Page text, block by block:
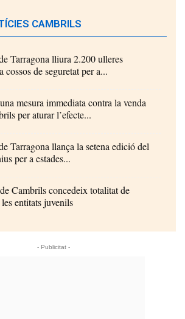
CAMBRILS
Tarragona lliura 2.200 ulleres
cossos de seguretat per a...
mesura immediata contra la venda
per aturar l’efecte...
Tarragona llança la setena edició del
per a estades...
Cambrils concedeix totalitat de
entitats juvenils
- Publicitat -